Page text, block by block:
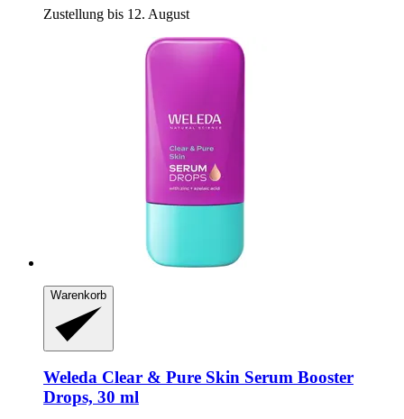
Zustellung bis 12. August
Warenkorb
Weleda Clear & Pure Skin Serum Booster
Drops, 30 ml